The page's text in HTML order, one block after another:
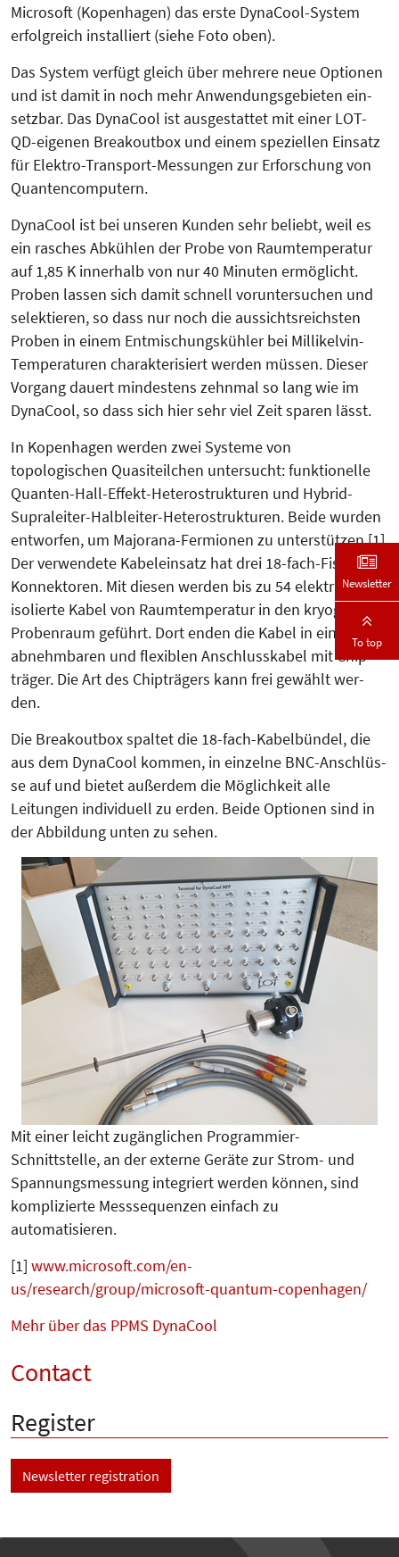
Microsoft (Kopenhagen) das erste DynaCool-System
erfolgreich installiert (siehe Foto oben).
Das System verfügt gleich über mehrere neue Optionen
und ist damit in noch mehr Anwendungsgebieten ein­
setzbar. Das DynaCool ist ausge­stattet mit einer LOT-
QD-eigenen Break­outbox und einem speziellen Einsatz
für Elektro-Transport-Mes­sungen zur Erforschung von
Quanten­computern.
DynaCool ist bei unseren Kunden sehr beliebt, weil es
ein rasches Abkühlen der Probe von Raumtemperatur
auf 1,85 K innerhalb von nur 40 Minuten ermöglicht.
Proben lassen sich damit schnell voruntersuchen und
selek­tieren, so dass nur noch die aussichts­reichsten
Proben in einem Ent­mi­schungs­kühler bei Millikelvin-
Tem­­pe­raturen charakterisiert werden müssen. Dieser
Vorgang dauert min­des­tens zehnmal so lang wie im
Dyna­Cool, so dass sich hier sehr viel Zeit sparen lässt.
In Kopenhagen werden zwei Systeme von
topologischen Quasiteilchen untersucht: funktionelle
Quanten-Hall-Effekt-Heterostrukturen und Hy­brid-
Supraleiter-Halbleiter-Hetero­struktu­ren. Beide wurden
entworfen, um Ma­jo­rana-Fermionen zu unterstützen [1].
Der verwendete Kabeleinsatz hat drei 18-fach-Fischer-
Konnektoren. Mit diesen werden bis zu 54 elektrisch
isolierte Kabel von Raum­temperatur in den kryogenen
Proben­raum geführt. Dort enden die Kabel in einem
abnehmbaren und flexiblen An­schluss­­­kabel mit Chip­
träger. Die Art des Chipträgers kann frei gewählt wer­
den.
Die Breakoutbox spaltet die 18-fach-Kabelbündel, die
aus dem Dy­naCool kommen, in einzelne BNC-An­schlüs­
se auf und bietet außerdem die Mö­glichkeit alle
Leitungen individuell zu erden. Beide Optionen sind in
der Abbildung unten zu sehen.
Mit einer leicht zugänglichen Pro­grammier-
Schnittstelle, an der ex­ter­ne Geräte zur Strom- und
Spannungsmessung integriert werden kön­nen, sind
komplizierte Mess­se­quen­zen einfach zu
automatisieren.
[1] www.microsoft.com/en-
us/research/group/microsoft-quantum-copenhagen/
Mehr über das PPMS DynaCool
Contact
Register
Newsletter registration
Newsletter
To top